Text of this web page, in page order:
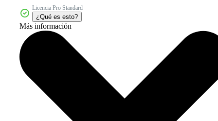
Licencia Pro Standard
¿Qué es esto?
Más información